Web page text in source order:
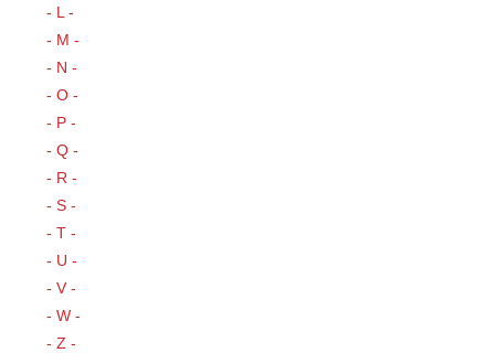
- L -
- M -
- N -
- O -
- P -
- Q -
- R -
- S -
- T -
- U -
- V -
- W -
- Z -